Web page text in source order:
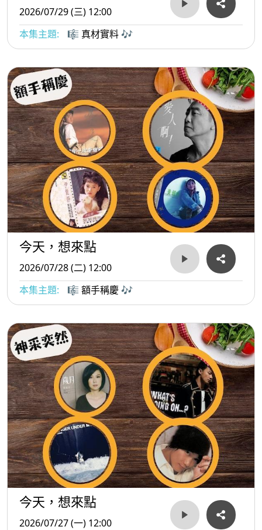
2026/07/29 (三) 12:00
本集主題:
🎼 真材實料 🎶
今天，想來點
2026/07/28 (二) 12:00
本集主題:
🎼 額手稱慶 🎶
今天，想來點
2026/07/27 (一) 12:00